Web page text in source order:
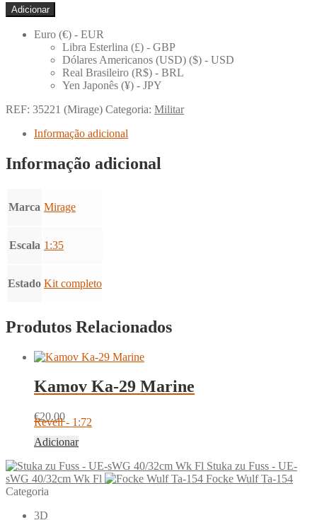
Quantidade
de
Country
Adicionar
Euro (€) - EUR
Libra Esterlina (£) - GBP
Dólares Americanos (USD) ($) - USD
Real Brasileiro (R$) - BRL
Yen Japonês (¥) - JPY
REF: 35221 (Mirage) Categoria: Militar
Informação adicional
Informação adicional
Marca Mirage
Escala 1:35
Estado Kit completo
Produtos Relacionados
Kamov Ka-29 Marine
€20.00
Revell - 1:72
Adicionar
Stuka zu Fuss - UE-
sWG 40/32cm Wk Fl
Focke Wulf Ta-154
Categoria
3D